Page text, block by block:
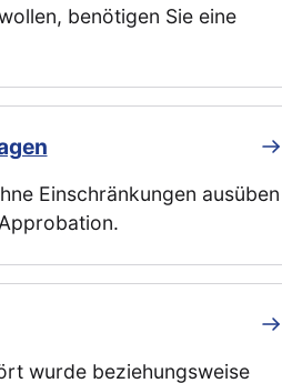
benötigen Sie eine
Einschränkungen ausüben
wurde beziehungsweise